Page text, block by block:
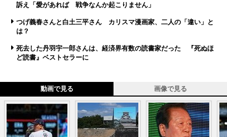
訴え「愛があれば 戦争なんか起こりません」
つげ義春さんと白土三平さん カリスマ漫画家、二人の「違い」と
は？
死去した丹羽宇一郎さんは、経済界有数の読書家だった 『死ぬほ
ど読書』ベストセラーに
動画で見る 画像で見る